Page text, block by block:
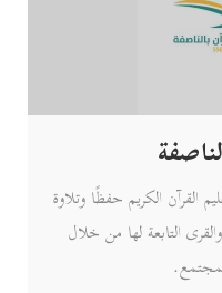
القرآن الكريم حفظًا وتلاوة
التابعة لها من خلال